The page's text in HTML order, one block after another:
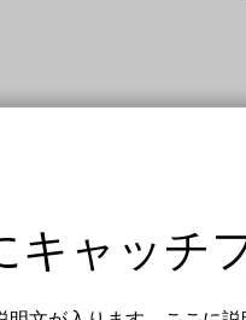
キャッチ